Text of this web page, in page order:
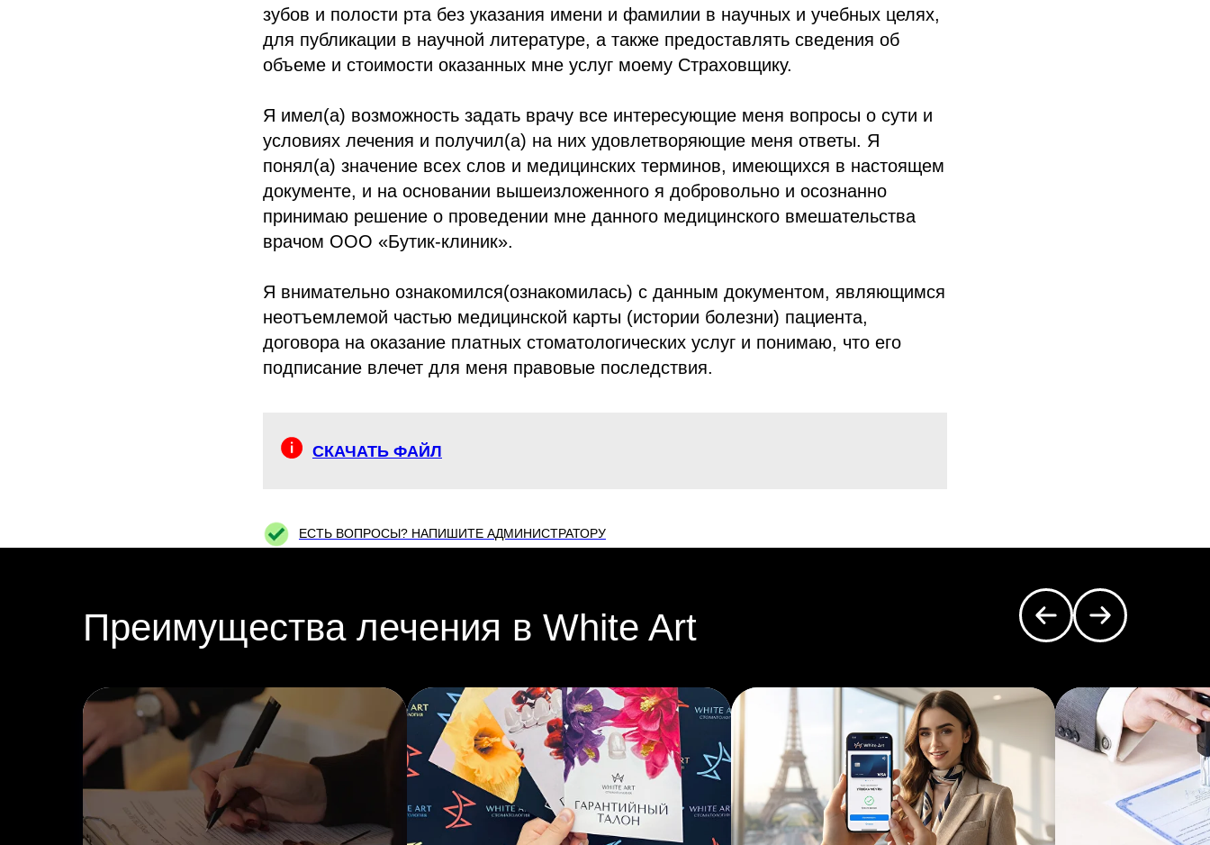
зубов и полости рта без указания имени и фамилии в научных и учебных целях,
для публикации в научной литературе, а также предоставлять сведения об
объеме и стоимости оказанных мне услуг моему Страховщику.
Я имел(а) возможность задать врачу все интересующие меня вопросы о сути и
условиях лечения и получил(а) на них удовлетворяющие меня ответы. Я
понял(а) значение всех слов и медицинских терминов, имеющихся в настоящем
документе, и на основании вышеизложенного я добровольно и осознанно
принимаю решение о проведении мне данного медицинского вмешательства
врачом ООО «Бутик-клиник».
Я внимательно ознакомился(ознакомилась) с данным документом, являющимся
неотъемлемой частью медицинской карты (истории болезни) пациента,
договора на оказание платных стоматологических услуг и понимаю, что его
подписание влечет для меня правовые последствия.
СКАЧАТЬ ФАЙЛ
ЕСТЬ ВОПРОСЫ? НАПИШИТЕ АДМИНИСТРАТОРУ
Преимущества лечения в White Art